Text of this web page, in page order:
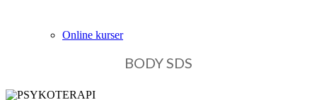
Online kurser
BODY SDS